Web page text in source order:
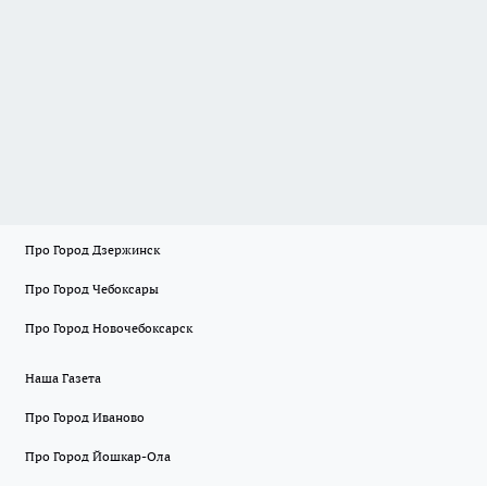
Про Город Дзержинск
Про Город Чебоксары
Про Город Новочебоксарск
Наша Газета
Про Город Иваново
Про Город Йошкар-Ола